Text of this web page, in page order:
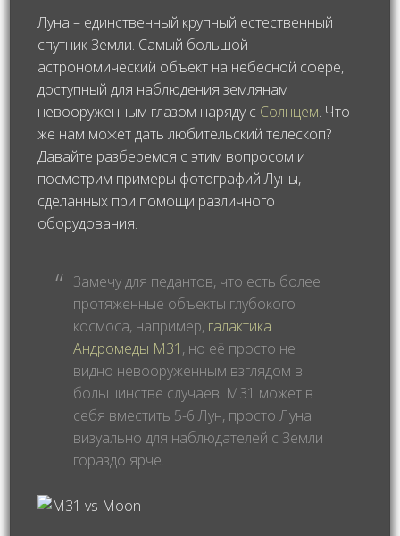
Луна – единственный крупный естественный
спутник Земли. Самый большой
астрономический объект на небесной сфере,
доступный для наблюдения землянам
невооруженным глазом наряду с Солнцем. Что
же нам может дать любительский телескоп?
Давайте разберемся с этим вопросом и
посмотрим примеры фотографий Луны,
сделанных при помощи различного
оборудования.
Замечу для педантов, что есть более
протяженные объекты глубокого
космоса, например, галактика
Андромеды M31 , но её просто не
видно невооруженным взглядом в
большинстве случаев. M31 может в
себя вместить 5-6 Лун, просто Луна
визуально для наблюдателей с Земли
гораздо ярче.